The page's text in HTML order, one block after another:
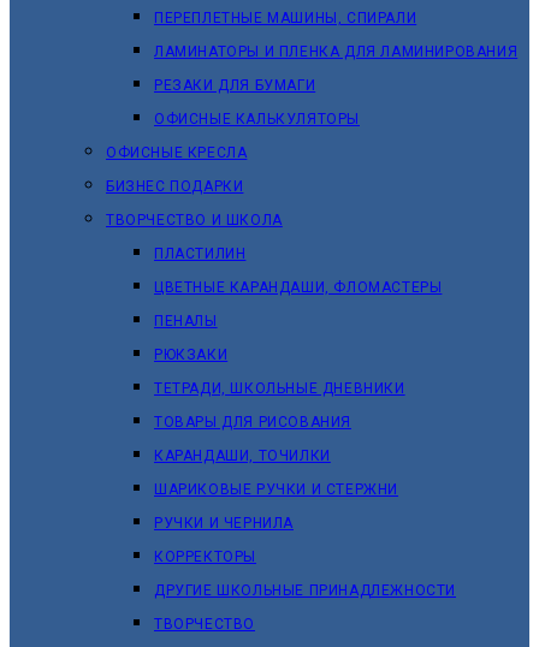
ПЕРЕПЛЕТНЫЕ МАШИНЫ, СПИРАЛИ
ЛАМИНАТОРЫ И ПЛЕНКА ДЛЯ ЛАМИНИРОВАНИЯ
РЕЗАКИ ДЛЯ БУМАГИ
ОФИСНЫЕ КАЛЬКУЛЯТОРЫ
ОФИСНЫЕ КРЕСЛА
БИЗНЕС ПОДАРКИ
ТВОРЧЕСТВО И ШКОЛА
ПЛАСТИЛИН
ЦВЕТНЫЕ КАРАНДАШИ, ФЛОМАСТЕРЫ
ПЕНАЛЫ
РЮКЗАКИ
ТЕТРАДИ, ШКОЛЬНЫЕ ДНЕВНИКИ
ТОВАРЫ ДЛЯ РИСОВАНИЯ
КАРАНДАШИ, ТОЧИЛКИ
ШАРИКОВЫЕ РУЧКИ И СТЕРЖНИ
РУЧКИ И ЧЕРНИЛА
КОРРЕКТОРЫ
ДРУГИЕ ШКОЛЬНЫЕ ПРИНАДЛЕЖНОСТИ
ТВОРЧЕСТВО